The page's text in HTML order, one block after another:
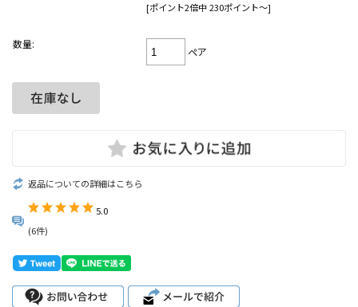
[ポイント2倍中 230ポイント～]
数量:
ペア
返品についての詳細はこちら
5.0
(6件)